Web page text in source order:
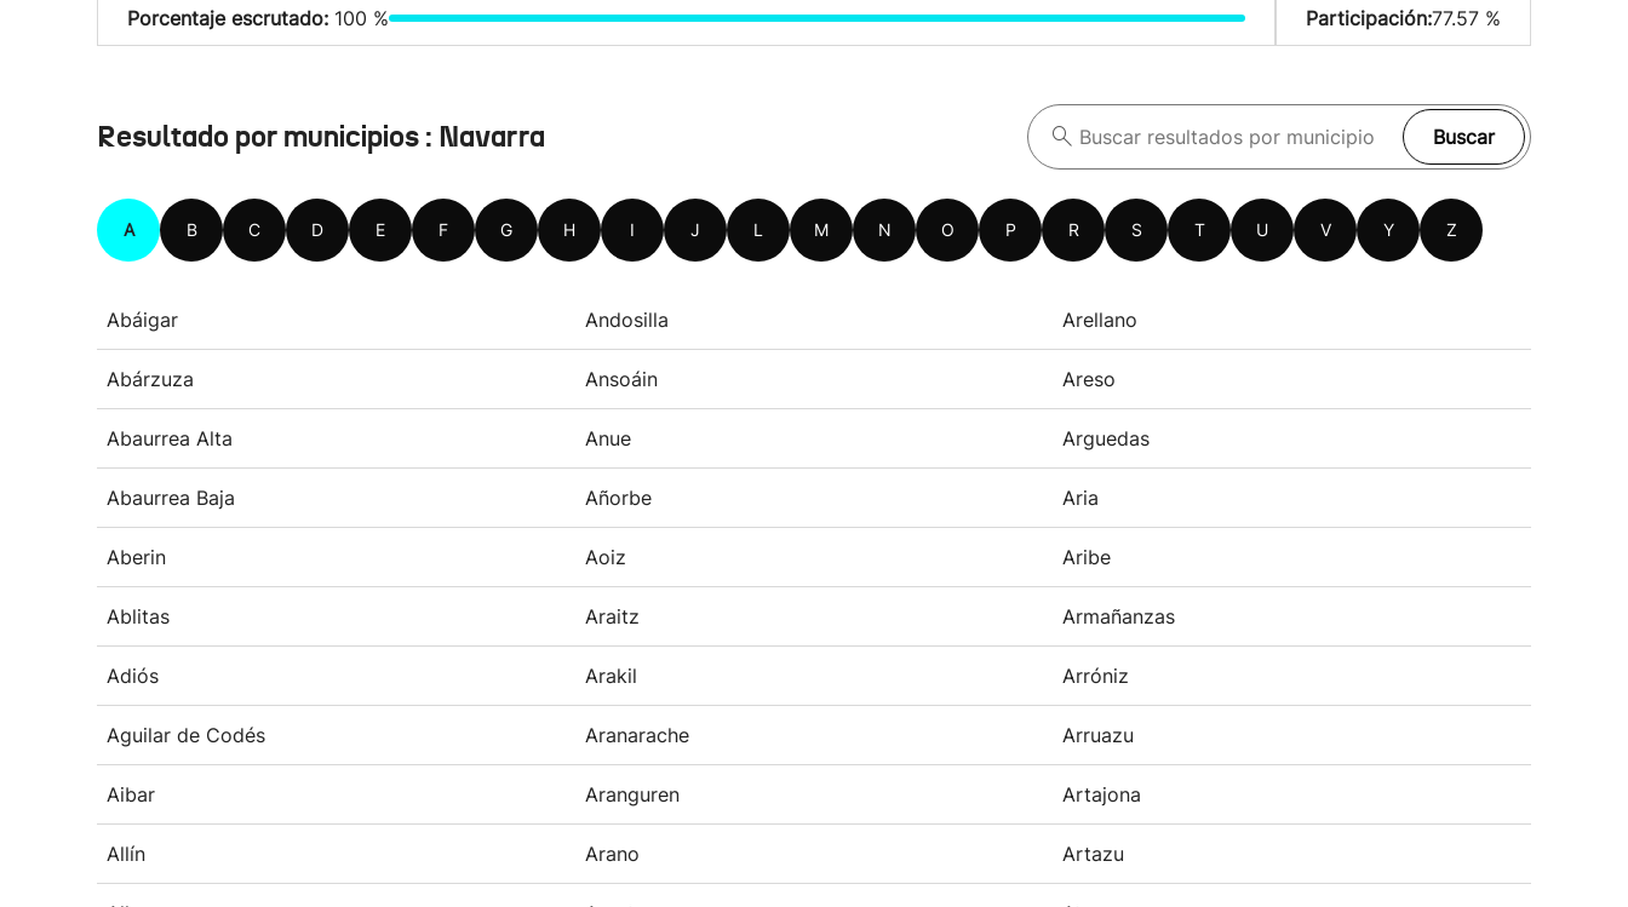
Porcentaje escrutado: 100 % Participación:77.57 %
Resultado por municipios : Navarra Buscar
A B C D E F G H I J L M N O P R S T U V Y Z
Abáigar Andosilla Arellano
Abárzuza Ansoáin Areso
Abaurrea Alta Anue Arguedas
Abaurrea Baja Añorbe Aria
Aberin Aoiz Aribe
Ablitas Araitz Armañanzas
Adiós Arakil Arróniz
Aguilar de Codés Aranarache Arruazu
Aibar Aranguren Artajona
Allín Arano Artazu